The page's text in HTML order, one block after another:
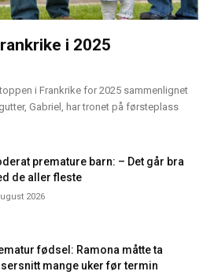
i 2025
i Frankrike for 2025 sammenlignet
Gabriel, har tronet på førsteplass
premature barn: – Det går bra
de aller fleste
2026
fødsel: Ramona måtte ta
mange uker før termin